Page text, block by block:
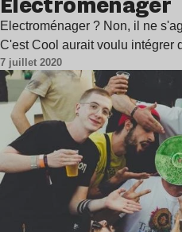
Electroménager ? Non, il ne
C'est Cool aurait voulu intégrer
7 juillet 2020